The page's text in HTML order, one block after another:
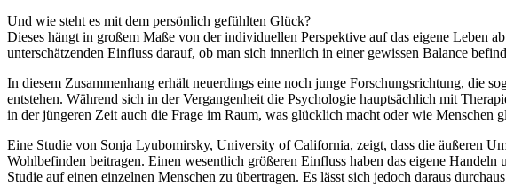
Und wie steht es mit dem persönlich gefühlten Glück?
Dieses hängt in großem Maße von der individuellen Perspektive auf das eigene Leben
unterschätzenden Einfluss darauf, ob man sich innerlich in einer gewissen Balance
In diesem Zusammenhang erhält neuerdings eine noch junge Forschungsrichtung, die
entstehen. Während sich in der Vergangenheit die Psychologie hauptsächlich mit
in der jüngeren Zeit auch die Frage im Raum, was glücklich macht oder wie Menschen
Eine Studie von Sonja Lyubomirsky, University of California, zeigt, dass die äußeren
Wohlbefinden beitragen. Einen wesentlich größeren Einfluss haben das eigene
Studie auf einen einzelnen Menschen zu übertragen. Es lässt sich jedoch daraus